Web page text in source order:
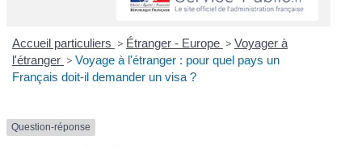
Accueil particuliers > Étranger - Europe > Voyager à
l'étranger > Voyage à l'étranger : pour quel pays un
Français doit-il demander un visa ?
Question-réponse